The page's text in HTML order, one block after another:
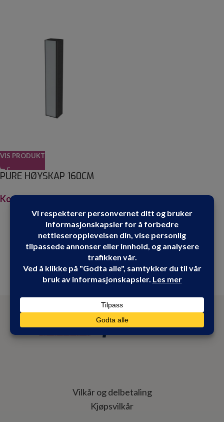
VIS PRODUKT
PURE HØYSKAP 160CM
Kontakt oss for pris
Vilkår og delbetaling
Kjøpsvilkår